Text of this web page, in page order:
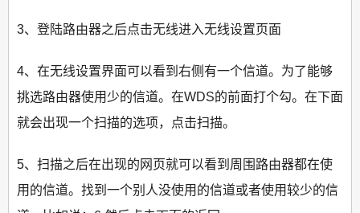
3、登陆路由器之后点击无线进入无线设置页面
4、在无线设置界面可以看到右侧有一个信道。为了能够
挑选路由器使用少的信道。在WDS的前面打个勾。在下面
就会出现一个扫描的选项，点击扫描。
5、扫描之后在出现的网页就可以看到周围路由器都在使
用的信道。找到一个别人没使用的信道或者使用较少的信